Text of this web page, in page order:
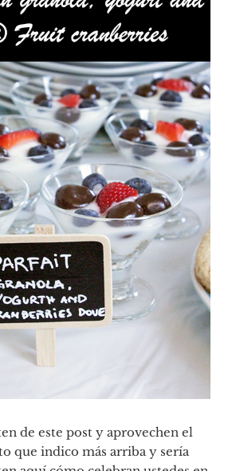
de este post y aprovechen el
que indico más arriba y sería